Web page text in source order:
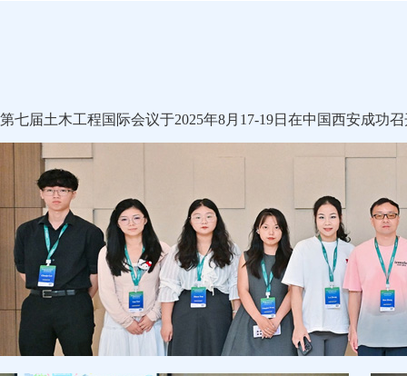
第七届土木工程国际会议于2025年8月17-19日在中国西安成功